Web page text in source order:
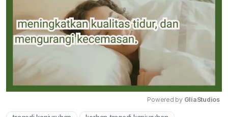
Powered by GliaStudios